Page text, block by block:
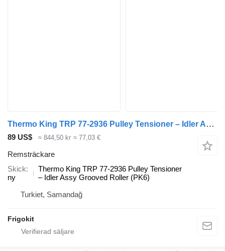
Thermo King TRP 77-2936 Pulley Tensioner – Idler Assy Grooved Roller (PK6) Thermo remsträckare till Thermo King kylanläggning
89 US$ ≈ 844,50 kr ≈ 77,03 €
Remsträckare
Skick
ny
Thermo King TRP 77-2936 Pulley Tensioner
– Idler Assy Grooved Roller (PK6)
Turkiet, Samandağ
Frigokit